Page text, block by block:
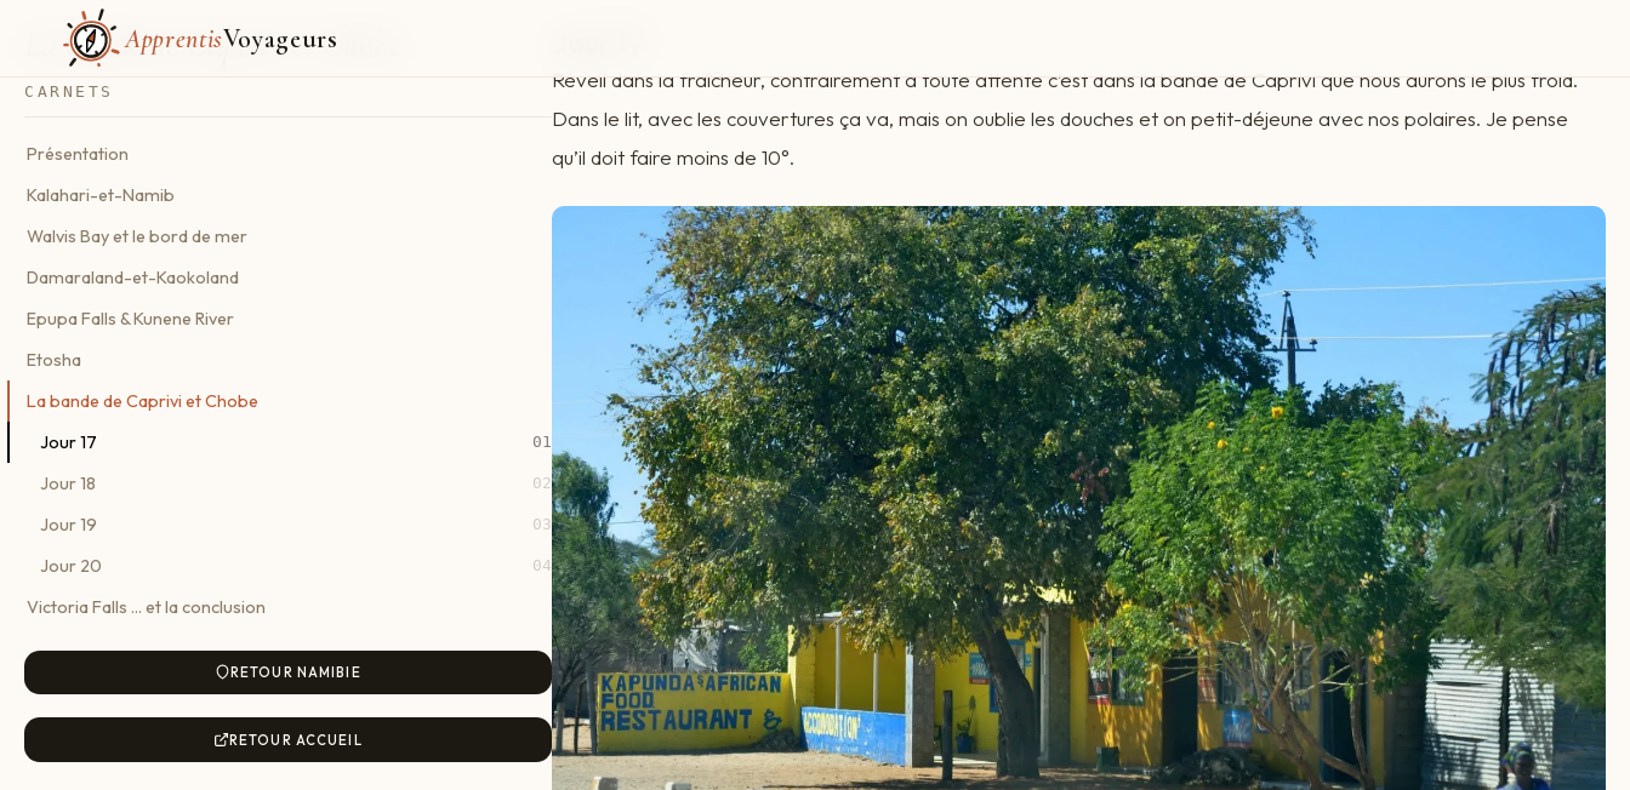
ApprentisVoyageurs
La bande de Caprivi et Chobe
CARNETS
Présentation
Kalahari-et-Namib
Walvis Bay et le bord de mer
Damaraland-et-Kaokoland
Epupa Falls & Kunene River
Etosha
La bande de Caprivi et Chobe
Jour 17
01
Jour 18 02
Jour 19 03
Jour 20 04
Victoria Falls ... et la conclusion
RETOUR NAMIBIE
RETOUR ACCUEIL
Réveil dans la fraîcheur, contrairement à toute attente c’est dans la bande de Caprivi que nous aurons le plus froid.
Dans le lit, avec les couvertures ça va, mais on oublie les douches et on petit-déjeune avec nos polaires. Je pense
qu’il doit faire moins de 10°.